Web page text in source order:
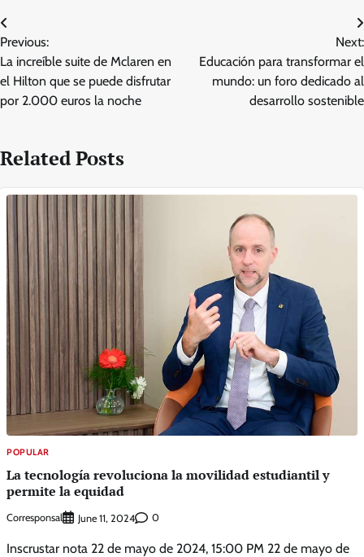
Post
navigation
Previous:
La increíble suite de Mclaren en
el Hilton que se puede disfrutar
por 2.000 euros la noche
Next:
Educación para transformar el
mundo: un foro dedicado al
desarrollo sostenible
Related Posts
POPULAR
La tecnología revoluciona la movilidad estudiantil y
permite la equidad
Corresponsal June 11, 2024 0
Inscrustar nota 22 de mayo de 2024, 15:00 PM 22 de mayo de